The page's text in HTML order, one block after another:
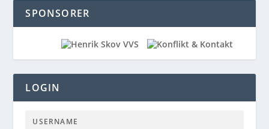
SPONSORER
LOGIN